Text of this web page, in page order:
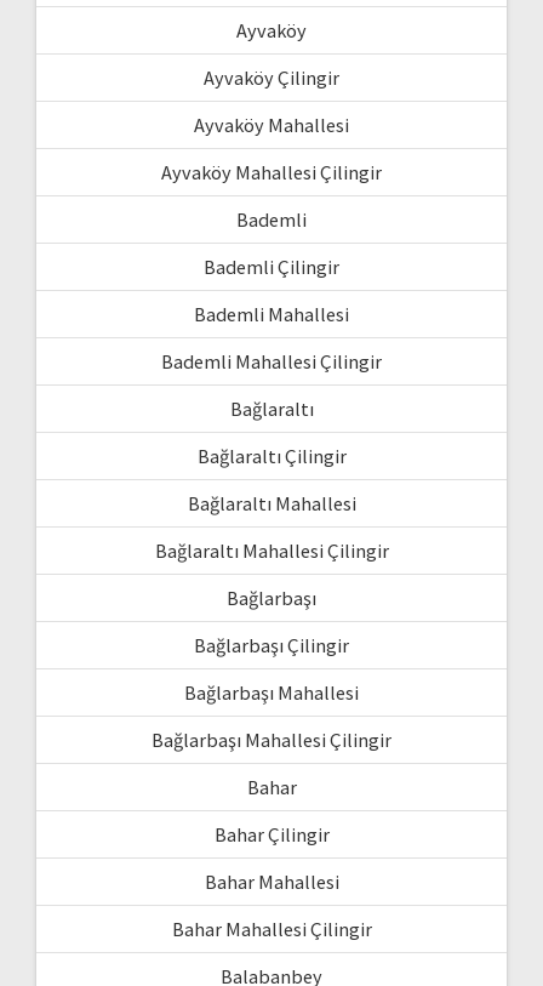
Ayvaköy
Ayvaköy Çilingir
Ayvaköy Mahallesi
Ayvaköy Mahallesi Çilingir
Bademli
Bademli Çilingir
Bademli Mahallesi
Bademli Mahallesi Çilingir
Bağlaraltı
Bağlaraltı Çilingir
Bağlaraltı Mahallesi
Bağlaraltı Mahallesi Çilingir
Bağlarbaşı
Bağlarbaşı Çilingir
Bağlarbaşı Mahallesi
Bağlarbaşı Mahallesi Çilingir
Bahar
Bahar Çilingir
Bahar Mahallesi
Bahar Mahallesi Çilingir
Balabanbey